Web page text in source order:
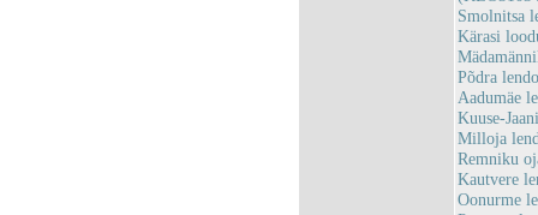
Smolnitsa
Kärasi
Põdra
Aadumäe
Kuuse-
Milloja
Remniku
Kautvere
Oonurme